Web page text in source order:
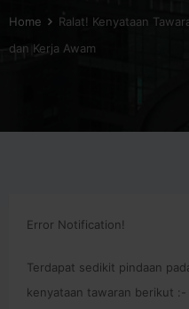
Home
Ralat! Kenyataan
dan Kerja Awam
Error Notification!
Terdapat sedikit pindaan
kenyataan tawaran berikut :-